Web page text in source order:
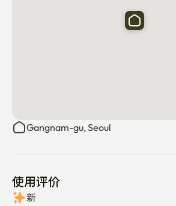
Gangnam-gu, Seoul
使用评价
新